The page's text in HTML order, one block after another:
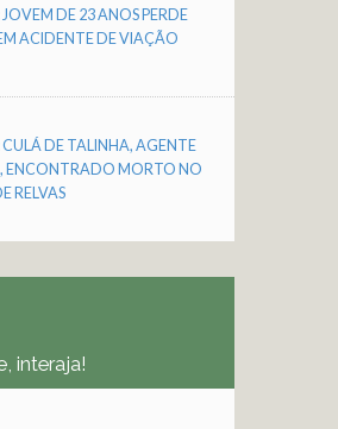
DE 23 ANOS PERDE
ACIDENTE DE VIAÇÃO
CULÁ DE TALINHA, AGENTE
ENCONTRADO MORTO NO
RELVAS
interaja!